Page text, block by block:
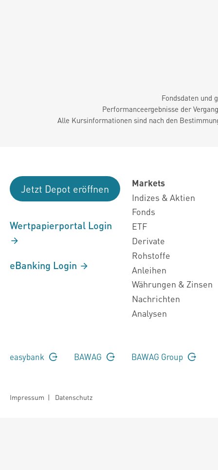
Fondsdaten und
Performanceergebnisse der
Alle Kursinformationen sind nach den
Jetzt Depot eröffnen
Wertpapierportal Login
eBanking Login
Markets
Indizes & Aktien
Fonds
ETF
Derivate
Rohstoffe
Anleihen
Währungen & Zinsen
Nachrichten
Analysen
easybank BAWAG BAWAG Group
Impressum | Datenschutz